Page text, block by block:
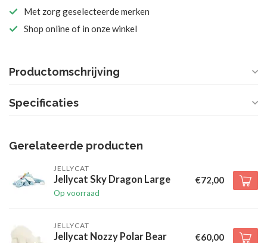
Met zorg geselecteerde merken
Shop online of in onze winkel
Productomschrijving
Specificaties
Gerelateerde producten
JELLYCAT
Jellycat Sky Dragon Large
Op voorraad
€72,00
JELLYCAT
Jellycat Nozzy Polar Bear €60,00